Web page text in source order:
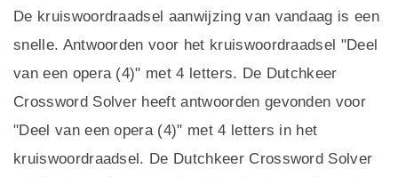
De kruiswoordraadsel aanwijzing van vandaag is een
snelle. Antwoorden voor het kruiswoordraadsel "Deel
van een opera (4)" met 4 letters. De Dutchkeer
Crossword Solver heeft antwoorden gevonden voor
"Deel van een opera (4)" met 4 letters in het
kruiswoordraadsel. De Dutchkeer Crossword Solver